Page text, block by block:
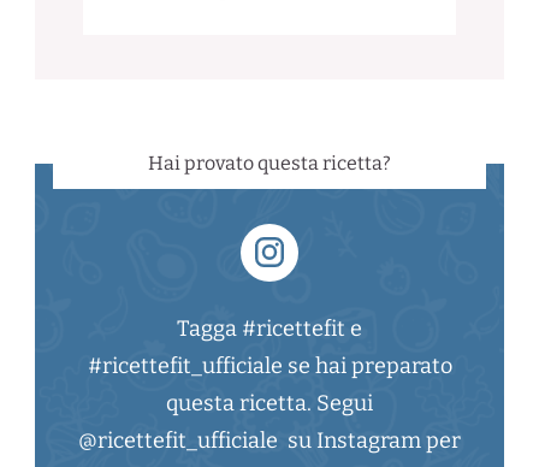
Hai provato questa ricetta?
Tagga #ricettefit e
#ricettefit_ufficiale se hai preparato
questa ricetta. Segui
@ricettefit_ufficiale su Instagram per